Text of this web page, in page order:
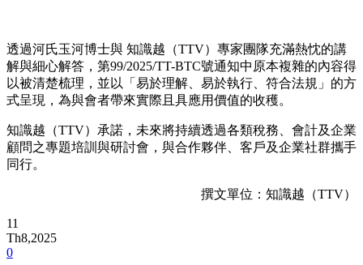
透過河氏玉河博士與 知識越（TTV）專家團隊充滿熱忱的講
解與細心解答，第99/2025/TT-BTC號通知中原本複雜的內容得
以被清楚梳理，並以「易於理解、易於執行、符合法規」的方
式呈現，為與會者帶來實際且具應用價值的收穫。
知識越（TTV）承諾，未來將持續透過各類稅務、會計及企業
顧問之專題培訓與研討會，與合作夥伴、客戶及企業社群攜手
同行。
撰文單位：知識越（TTV）
11
Th8,2025
0